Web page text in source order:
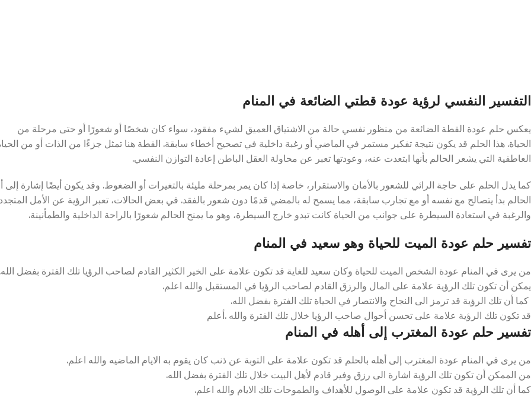
التفسير النفسي لرؤية عودة قطتي الضائعة في المنام
يعكس حلم عودة القطة الضائعة من منظور نفسي حالة من الاشتياق العميق لشيء مفقود، سواء كان شخصًا أو شعورًا أو حتى مرحلة من
الحياة. هذا الحلم قد يكون نتيجة تفكير مستمر في الماضي أو رغبة داخلية في تصحيح أخطاء سابقة. القطة هنا تمثل جزءًا من الذات أو من
العاطفية التي يشعر الحالم بأنها ابتعدت عنه، وعودتها تعبر عن محاولة العقل الباطن إعادة التوازن النفسي.
كما يدل الحلم على حاجة الرائي للشعور بالأمان والاستقرار، خاصة إذا كان يمر بمرحلة مليئة بالتغيرات أو الضغوط. وقد يكون أيضًا إشارة إلى
الحالم بدأ يتصالح مع نفسه أو مع تجارب سابقة، مما يسمح له بالمضي قدمًا دون شعور بالفقد. في بعض الحالات، تعبر الرؤية عن الأمل
والرغبة في استعادة السيطرة على جوانب من الحياة كانت تبدو خارج السيطرة، وهو ما يمنح الحالم شعورًا بالراحة الداخلية والطمأنينة.
تفسير حلم عودة الميت للحياة وهو سعيد في المنام
من يرى في المنام عودة الشخص الميت للحياة وكان سعيد للغاية قد تكون علامة على الخير الكثير القادم لصاحب الرؤيا تلك الفترة بفضل
يمكن أن تكون تلك الرؤية علامة على المال والرزق القادم لصاحب الرؤيا في المستقبل والله اعلم.
كما أن تلك الرؤية قد ترمز الى النجاح والانتصار في الحياة تلك الفترة بفضل الله.
قد تكون تلك الرؤية علامة على تحسن أحوال صاحب الرؤيا خلال تلك الفترة والله .أعلم
تفسير حلم عودة المغترب إلى أهله في المنام
من يرى في المنام عودة المغترب إلى أهله بالحلم قد تكون علامة على التوبة عن ذنب كان يقوم به الايام الماضيه والله اعلم.
من الممكن أن تكون تلك الرؤية اشارة الى رزق وفير قادم لأهل البيت خلال تلك الفترة بفضل الله.
كما أن تلك الرؤية قد تكون علامة على الوصول للأهداف والطموحات تلك الايام والله اعلم.